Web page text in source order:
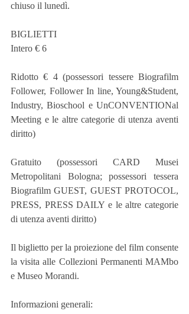
chiuso il lunedì.
BIGLIETTI
Intero € 6
Ridotto € 4 (possessori tessere Biografilm
Follower, Follower In line, Young&Student,
Industry, Bioschool e UnCONVENTIONal
Meeting e le altre categorie di utenza aventi
diritto)
Gratuito (possessori CARD Musei
Metropolitani Bologna; possessori tessera
Biografilm GUEST, GUEST PROTOCOL,
PRESS, PRESS DAILY e le altre categorie
di utenza aventi diritto)
Il biglietto per la proiezione del film consente
la visita alle Collezioni Permanenti MAMbo
e Museo Morandi.
Informazioni generali: